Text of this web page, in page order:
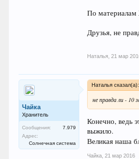
По
Друзья, не
Наталья
21 мар
Чайка
Хранитель
Сообщения:
7.979
Адрес:
Солнечная система
Наталья сказал(а):
не правда ли - 10
Конечно, ведь
выжило.
Великая наша
Чайка 21 мар 2016